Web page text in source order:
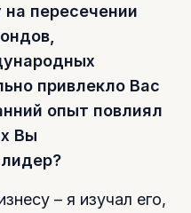
пересечении
привлекло Вас
опыт повлиял
Вы
– я изучал его,